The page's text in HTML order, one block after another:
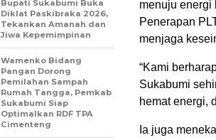
menuju energi
Penerapan
menjaga
“Kami
Sukabumi
hemat energi,
Ia juga
Bupati Sukabumi Buka
Diklat Paskibraka 2026,
Tekankan Amanah dan
Jiwa Kepemimpinan
Wamenko Bidang
Pangan Dorong
Pemilahan Sampah
Rumah Tangga, Pemkab
Sukabumi Siap
Optimalkan RDF TPA
Cimenteng